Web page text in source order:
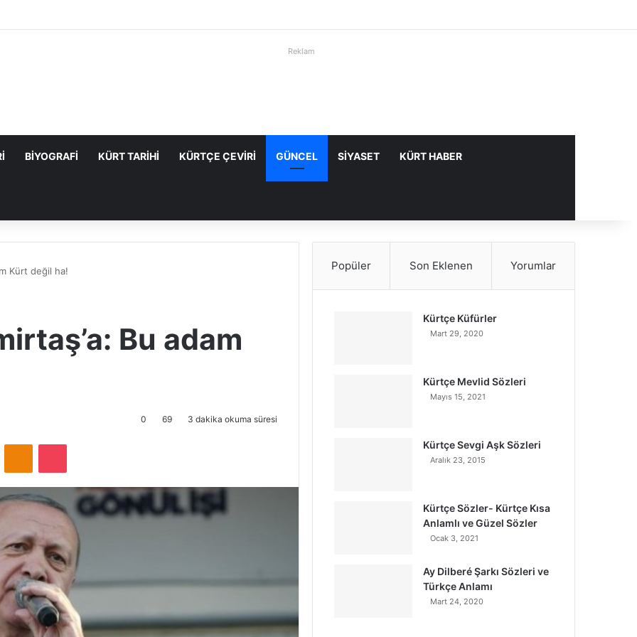
Reklam
BIYOGRAFI KÜRT TARIHI KÜRTÇE ÇEVIRI GÜNCEL SIYASET KÜRT HABER
Kürt değil ha!
Bu adam
0 69 3 dakika okuma süresi
Popüler Son Eklenen Yorumlar
Kürtçe Küfürler
Mart 29, 2020
Kürtçe Mevlid Sözleri
Mayıs 15, 2021
Kürtçe Sevgi Aşk Sözleri
Aralık 23, 2015
Kürtçe Sözler- Kürtçe Kısa
Anlamlı ve Güzel Sözler
Ocak 3, 2021
Ay Dilberé Şarkı Sözleri ve
Türkçe Anlamı
Mart 24, 2020